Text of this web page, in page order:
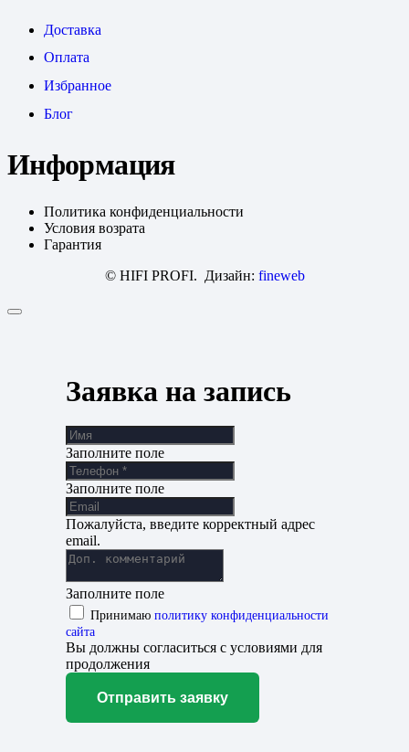
Доставка
Оплата
Избранное
Блог
Информация
Политика конфиденциальности
Условия возрата
Гарантия
© HIFI PROFI. Дизайн: fineweb
Заявка на запись
Заполните поле
Заполните поле
Пожалуйста, введите корректный адрес
email.
Заполните поле
Принимаю политику конфиденциальности
сайта
Вы должны согласиться с условиями для
продолжения
Отправить заявку